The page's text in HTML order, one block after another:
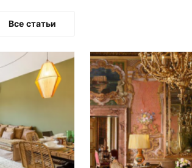
купить
и стильным
Все статьи